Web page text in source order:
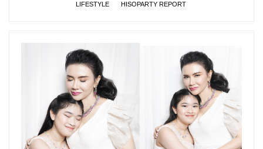
LIFESTYLE HISOPARTY REPORT